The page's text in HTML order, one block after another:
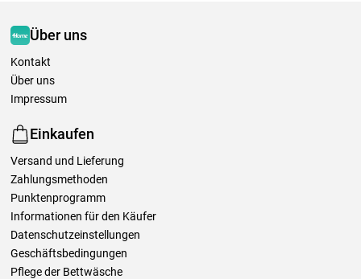
Über uns
Kontakt
Über uns
Impressum
Einkaufen
Versand und Lieferung
Zahlungsmethoden
Punktenprogramm
Informationen für den Käufer
Datenschutzeinstellungen
Geschäftsbedingungen
Pflege der Bettwäsche